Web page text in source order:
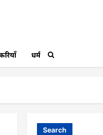
धर्म
Search